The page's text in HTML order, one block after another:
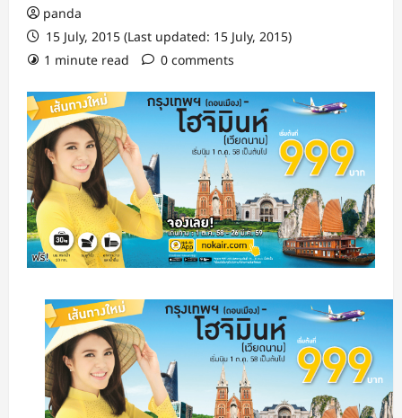
panda
15 July, 2015 (Last updated: 15 July, 2015)
1 minute read
0 comments